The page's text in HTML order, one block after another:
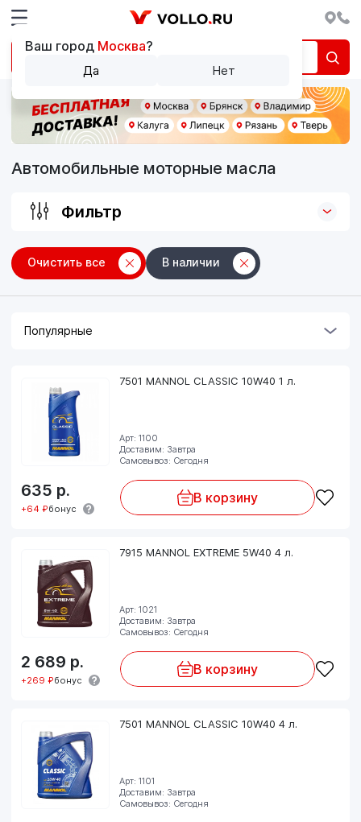
Автомобильные моторные масла
Фильтр
Очистить все В наличии
7501 MANNOL CLASSIC 10W40 1 л.
Арт: 1100
Доставим: Завтра
Самовывоз: Сегодня
635 р.
+64 ₽бонус
В корзину
7915 MANNOL EXTREME 5W40 4 л.
Арт: 1021
Доставим: Завтра
Самовывоз: Сегодня
2 689 р.
+269 ₽бонус
В корзину
7501 MANNOL CLASSIC 10W40 4 л.
Арт: 1101
Доставим: Завтра
Самовывоз: Сегодня
Ваш город Москва?
Да Нет